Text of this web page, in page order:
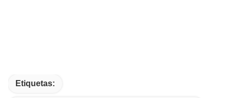
Etiquetas: